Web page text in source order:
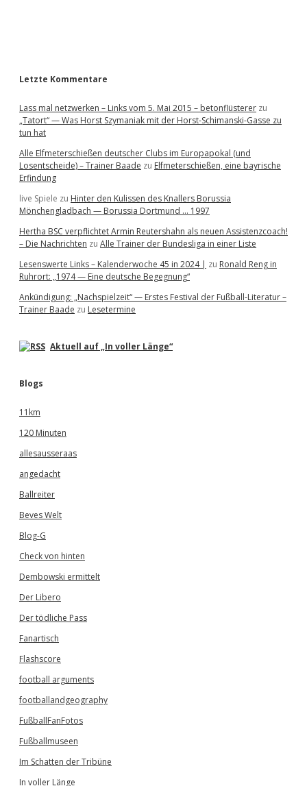
Letzte Kommentare
Lass mal netzwerken – Links vom 5. Mai 2015 – betonflüsterer zu
„Tatort“ — Was Horst Szymaniak mit der Horst-Schimanski-Gasse zu
tun hat
Alle Elfmeterschießen deutscher Clubs im Europapokal (und
Losentscheide) – Trainer Baade zu Elfmeterschießen, eine bayrische
Erfindung
live Spiele zu Hinter den Kulissen des Knallers Borussia
Mönchengladbach — Borussia Dortmund … 1997
Hertha BSC verpflichtet Armin Reutershahn als neuen Assistenzcoach!
– Die Nachrichten zu Alle Trainer der Bundesliga in einer Liste
Lesenswerte Links – Kalenderwoche 45 in 2024 | zu Ronald Reng in
Ruhrort: „1974 — Eine deutsche Begegnung“
Ankündigung: „Nachspielzeit“ — Erstes Festival der Fußball-Literatur –
Trainer Baade zu Lesetermine
Aktuell auf „In voller Länge“
Blogs
11km
120 Minuten
allesausseraas
angedacht
Ballreiter
Beves Welt
Blog-G
Check von hinten
Dembowski ermittelt
Der Libero
Der tödliche Pass
Fanartisch
Flashscore
football arguments
footballandgeography
FußballFanFotos
Fußballmuseen
Im Schatten der Tribüne
In voller Länge